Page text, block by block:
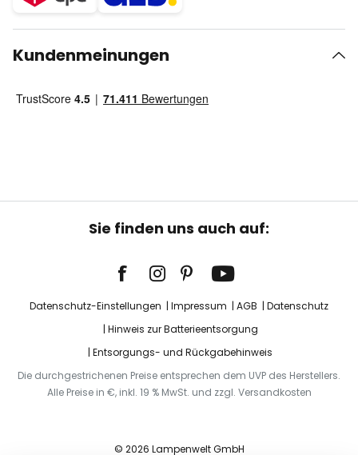
Kundenmeinungen
Sie finden uns auch auf:
Datenschutz-Einstellungen Impressum AGB
Datenschutz
Hinweis zur Batterieentsorgung
Entsorgungs- und Rückgabehinweis
Die durchgestrichenen Preise entsprechen dem UVP des Herstellers.
Alle Preise in €, inkl. 19 % MwSt. und zzgl. Versandkosten
© 2026 Lampenwelt GmbH